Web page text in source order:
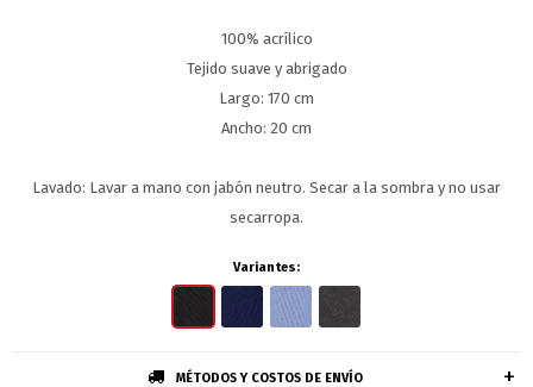
100% acrílico
Tejido suave y abrigado
Largo: 170 cm
Ancho: 20 cm
Lavado: Lavar a mano con jabón neutro. Secar a la sombra y no usar
secarropa.
Variantes:
MÉTODOS Y COSTOS DE ENVÍO